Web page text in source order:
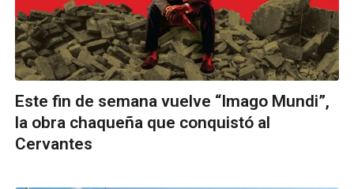
Este fin de semana vuelve “Imago Mundi”,
la obra chaqueña que conquistó al
Cervantes